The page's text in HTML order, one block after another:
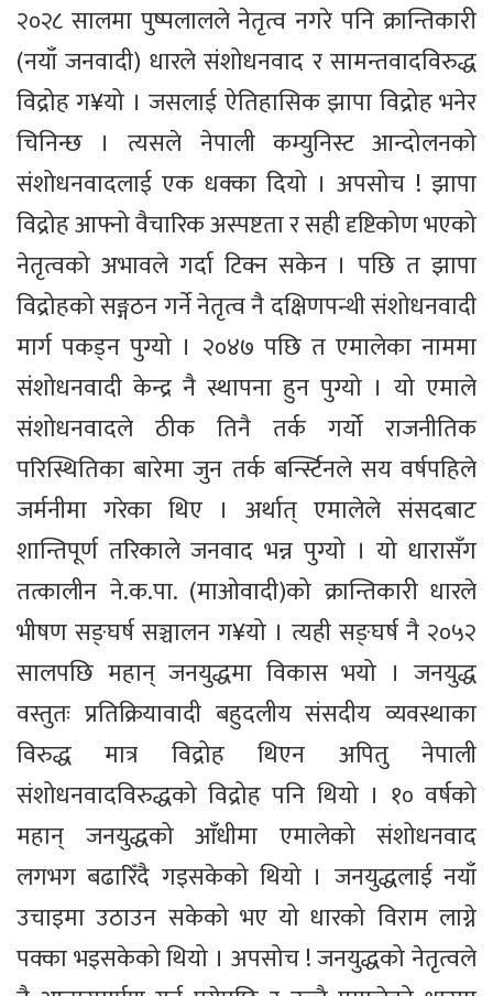
२०२८ सालमा पुष्पलालले नेतृत्व नगरे पनि क्रान्तिकारी
(नयाँ जनवादी) धारले संशोधनवाद र सामन्तवादविरुद्ध
विद्रोह ग¥यो । जसलाई ऐतिहासिक झापा विद्रोह भनेर
चिनिन्छ । त्यसले नेपाली कम्युनिस्ट आन्दोलनको
संशोधनवादलाई एक धक्का दियो । अपसोच ! झापा
विद्रोह आफ्नो वैचारिक अस्पष्टता र सही दृष्टिकोण भएको
नेतृत्वको अभावले गर्दा टिक्न सकेन । पछि त झापा
विद्रोहको सङ्गठन गर्ने नेतृत्व नै दक्षिणपन्थी संशोधनवादी
मार्ग पकड्न पुग्यो । २०४७ पछि त एमालेका नाममा
संशोधनवादी केन्द्र नै स्थापना हुन पुग्यो । यो एमाले
संशोधनवादले ठीक तिनै तर्क गर्यो राजनीतिक
परिस्थितिका बारेमा जुन तर्क बर्न्स्टिनले सय वर्षपहिले
जर्मनीमा गरेका थिए । अर्थात् एमालेले संसदबाट
शान्तिपूर्ण तरिकाले जनवाद भन्न पुग्यो । यो धारासँग
तत्कालीन ने.क.पा. (माओवादी)को क्रान्तिकारी धारले
भीषण सङ्घर्ष सञ्चालन ग¥यो । त्यही सङ्घर्ष नै २०५२
सालपछि महान् जनयुद्धमा विकास भयो । जनयुद्ध
वस्तुतः प्रतिक्रियावादी बहुदलीय संसदीय व्यवस्थाका
विरुद्ध मात्र विद्रोह थिएन अपितु नेपाली
संशोधनवादविरुद्धको विद्रोह पनि थियो । १० वर्षको
महान् जनयुद्धको आँधीमा एमालेको संशोधनवाद
लगभग बढारिँदै गइसकेको थियो । जनयुद्धलाई नयाँ
उचाइमा उठाउन सकेको भए यो धारको विराम लाग्ने
पक्का भइसकेको थियो । अपसोच ! जनयुद्धको नेतृत्वले